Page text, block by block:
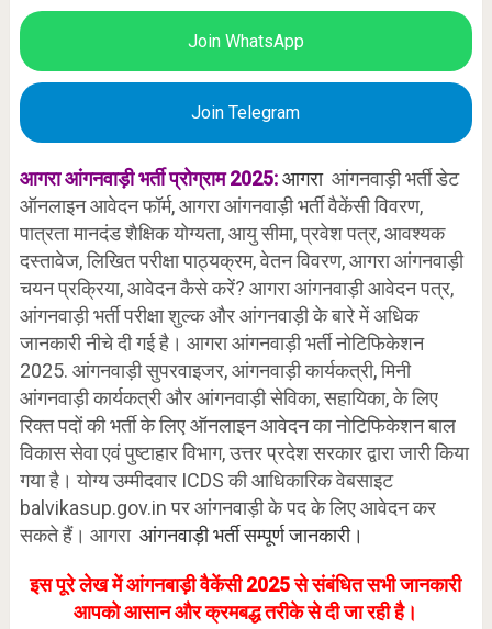
Join WhatsApp
Join Telegram
आगरा आंगनवाड़ी भर्ती प्रोग्राम 2025:आगरा आंगनवाड़ी भर्ती डेट
ऑनलाइन आवेदन फॉर्म, आगरा आंगनवाड़ी भर्ती वैकेंसी विवरण,
पात्रता मानदंड शैक्षिक योग्यता, आयु सीमा, प्रवेश पत्र, आवश्यक
दस्तावेज, लिखित परीक्षा पाठ्यक्रम, वेतन विवरण, आगरा आंगनवाड़ी
चयन प्रक्रिया, आवेदन कैसे करें? आगरा आंगनवाड़ी आवेदन पत्र,
आंगनवाड़ी भर्ती परीक्षा शुल्क और आंगनवाड़ी के बारे में अधिक
जानकारी नीचे दी गई है। आगरा आंगनवाड़ी भर्ती नोटिफिकेशन
2025. आंगनवाड़ी सुपरवाइजर, आंगनवाड़ी कार्यकत्री, मिनी
आंगनवाड़ी कार्यकत्री और आंगनवाड़ी सेविका, सहायिका, के लिए
रिक्त पदों की भर्ती के लिए ऑनलाइन आवेदन का नोटिफिकेशन बाल
विकास सेवा एवं पुष्टाहार विभाग, उत्तर प्रदेश सरकार द्वारा जारी किया
गया है। योग्य उम्मीदवार ICDS की आधिकारिक वेबसाइट
balvikasup.gov.in पर आंगनवाड़ी के पद के लिए आवेदन कर
सकते हैं। आगरा आंगनवाड़ी भर्ती सम्पूर्ण जानकारी।
इस पूरे लेख में आंगनबाड़ी वैकेंसी 2025 से संबंधित सभी जानकारी
आपको आसान और क्रमबद्ध तरीके से दी जा रही है।